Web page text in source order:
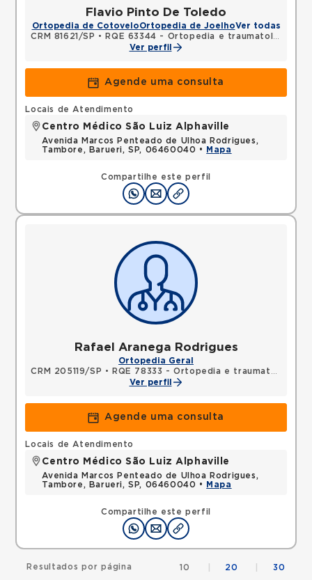
Flavio Pinto De Toledo
Ortopedia de CotoveloOrtopedia de JoelhoVer todas
CRM 81621/SP •
RQE 63344 - Ortopedia e traumatologia
Ver perfil
Agende uma consulta
Compartilhe este perfil
Locais de Atendimento
Centro Médico São Luiz Alphaville
Avenida Marcos Penteado de Ulhoa Rodrigues,
Tambore, Barueri, SP, 06460040 •
Mapa
Rafael Aranega Rodrigues
Ortopedia Geral
CRM 205119/SP •
RQE 78333 - Ortopedia e traumatologia
Ver perfil
Agende uma consulta
Compartilhe este perfil
Locais de Atendimento
Centro Médico São Luiz Alphaville
Avenida Marcos Penteado de Ulhoa Rodrigues,
Tambore, Barueri, SP, 06460040 •
Mapa
Resultados por página 10 20 30